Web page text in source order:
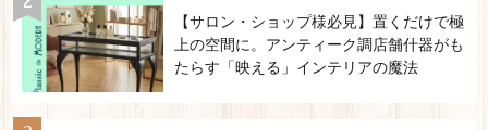
【サロン・ショップ様必見】置くだけで極
上の空間に。アンティーク調店舗什器がも
たらす「映える」インテリアの魔法